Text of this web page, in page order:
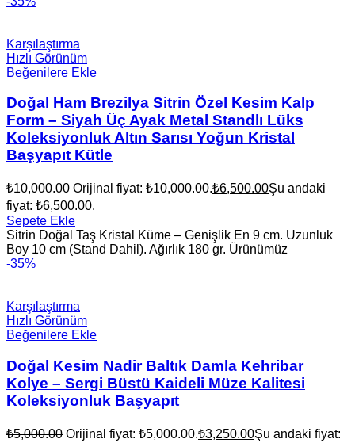
Karşılaştırma
Hızlı Görünüm
Beğenilere Ekle
Doğal Ham Brezilya Sitrin Özel Kesim Kalp
Form – Siyah Üç Ayak Metal Standlı Lüks
Koleksiyonluk Altın Sarısı Yoğun Kristal
Başyapıt Kütle
₺10,000.00 Orijinal fiyat: ₺10,000.00.₺6,500.00Şu andaki
fiyat: ₺6,500.00.
Sepete Ekle
Sitrin Doğal Taş Kristal Küme – Genişlik En 9 cm. Uzunluk
Boy 10 cm (Stand Dahil). Ağırlık 180 gr. Ürünümüz
-35%
Karşılaştırma
Hızlı Görünüm
Beğenilere Ekle
Doğal Kesim Nadir Baltık Damla Kehribar
Kolye – Sergi Büstü Kaideli Müze Kalitesi
Koleksiyonluk Başyapıt
₺5,000.00 Orijinal fiyat: ₺5,000.00.₺3,250.00Şu andaki fiyat: